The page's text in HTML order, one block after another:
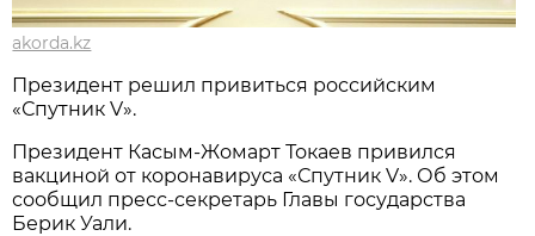
akorda.kz
Президент решил привиться российским
«Спутник V».
Президент Касым-Жомарт Токаев привился
вакциной от коронавируса «Спутник V». Об этом
сообщил пресс-секретарь Главы государства
Берик Уали.